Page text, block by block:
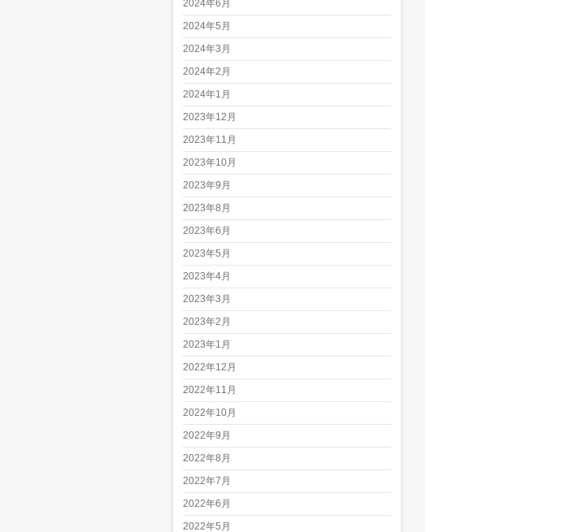
2024年6月
2024年5月
2024年3月
2024年2月
2024年1月
2023年12月
2023年11月
2023年10月
2023年9月
2023年8月
2023年6月
2023年5月
2023年4月
2023年3月
2023年2月
2023年1月
2022年12月
2022年11月
2022年10月
2022年9月
2022年8月
2022年7月
2022年6月
2022年5月